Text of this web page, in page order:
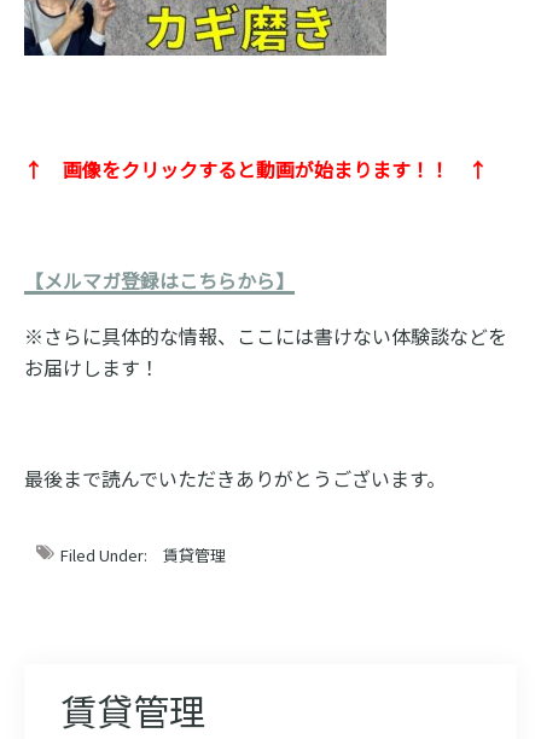
↑ 画像をクリックすると動画が始まります！！ ↑
【メルマガ登録はこちらから】
※さらに具体的な情報、ここには書けない体験談などを
お届けします！
最後まで読んでいただきありがとうございます。
Filed Under: 賃貸管理
賃貸管理